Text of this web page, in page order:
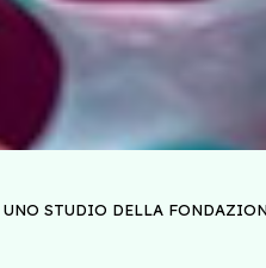
UNO STUDIO DELLA